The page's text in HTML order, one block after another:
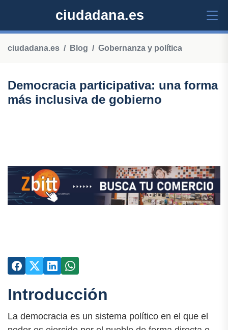
ciudadana.es
ciudadana.es Blog Gobernanza y política
Democracia participativa: una forma
más inclusiva de gobierno
Introducción
La democracia es un sistema político en el que el